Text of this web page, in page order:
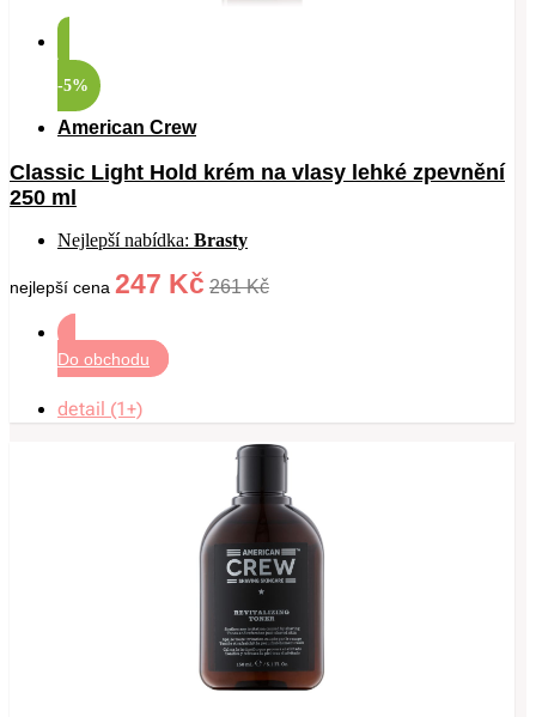
-5%
American Crew
Classic Light Hold krém na vlasy lehké zpevnění
250 ml
Nejlepší nabídka: Brasty
nejlepší cena 247 Kč 261 Kč
Do obchodu
detail (1+)